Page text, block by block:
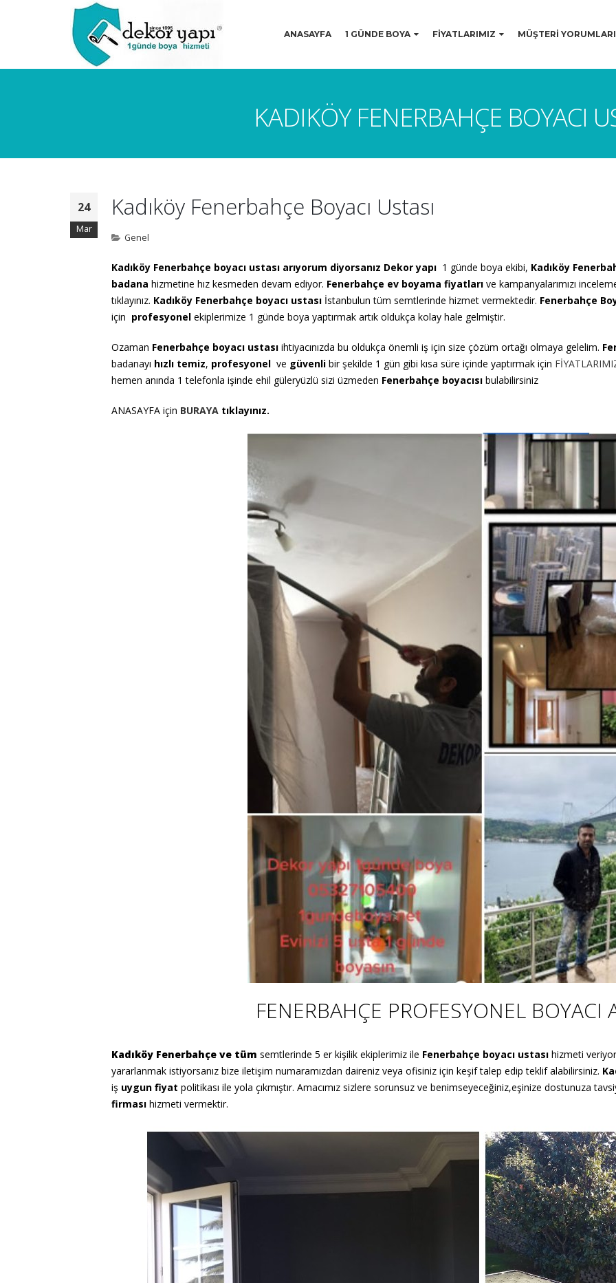
ANASAYFA 1 GÜNDE BOYA FİYATLARIMIZ MÜŞTERİ YORUMLARI
KADIKÖY FENERBAHÇE BOYACI
24
Mar
Kadıköy Fenerbahçe Boyacı Ustası
Genel
Kadıköy Fenerbahçe boyacı ustası arıyorum diyorsanız Dekor yapı 1 günde boya ekibi, Kadıköy
badana hizmetine hız kesmeden devam ediyor. Fenerbahçe ev boyama fiyatları ve kampanyalarımızı
tıklayınız. Kadıköy Fenerbahçe boyacı ustası İstanbulun tüm semtlerinde hizmet vermektedir. Fenerbahçe
için profesyonel ekiplerimize 1 günde boya yaptırmak artık oldukça kolay hale gelmiştir.
Ozaman Fenerbahçe boyacı ustası ihtiyacınızda bu oldukça önemli iş için size çözüm ortağı olmaya gelelim.
badanayı hızlı temiz, profesyonel ve güvenli bir şekilde 1 gün gibi kısa süre içinde yaptırmak için
hemen anında 1 telefonla işinde ehil güleryüzlü sizi üzmeden Fenerbahçe boyacısı bulabilirsiniz
ANASAYFA için BURAYA tıklayınız.
FENERBAHÇE PROFESYONEL BOYACI
Kadıköy Fenerbahçe ve tüm semtlerinde 5 er kişilik ekiplerimiz ile Fenerbahçe boyacı ustası hizmeti
yararlanmak istiyorsanız bize iletişim numaramızdan daireniz veya ofisiniz için keşif talep edip teklif alabilirsiniz.
iş uygun fiyat politikası ile yola çıkmıştır. Amacımız sizlere sorunsuz ve benimseyeceğiniz,eşinize dostunuza
firması hizmeti vermektir.